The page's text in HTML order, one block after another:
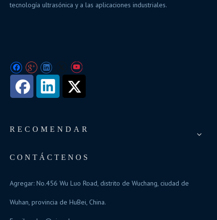
tecnología ultrasónica y a las aplicaciones industriales.
RECOMENDAR
CONTÁCTENOS
Agregar: No.456 Wu Luo Road, distrito de Wuchang, ciudad de
Wuhan, provincia de HuBei, China.